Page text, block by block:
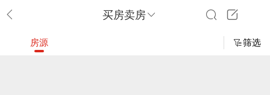
买房卖房
房源 筛选